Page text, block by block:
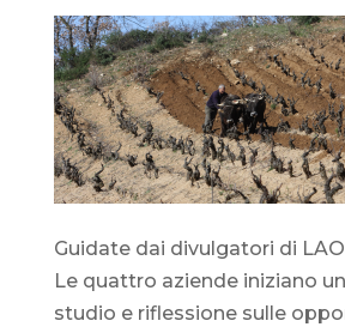
Guidate dai divulgatori di
Le quattro aziende iniziano
studio e riflessione sulle